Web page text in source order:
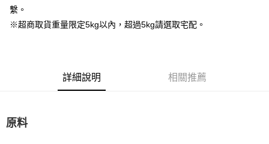
Google Pay
每筆NT$160，滿NT$5,000(含以上)免運費
繫。
※超商取貨重量限定5kg以內，超過5kg請選取宅配。
詳細說明 相關推薦
原料